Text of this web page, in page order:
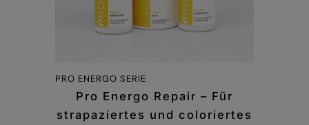
PRO ENERGO SERIE
Pro Energo Repair – Für
strapaziertes und coloriertes